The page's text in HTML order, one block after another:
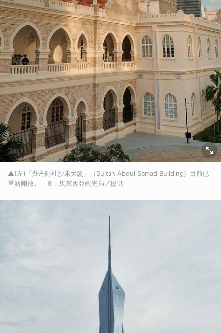
▲(左)「蘇丹阿杜沙末大廈」（Sultan Abdul Samad Building）目前已
重新開放。 圖：馬來西亞觀光局／提供